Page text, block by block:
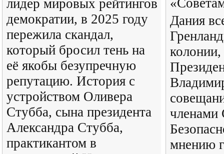
лидер мировых рейтингов
демократии, в 2025 году
пережила скандал,
который бросил тень на
её якобы безупречную
репутацию. История с
устройством Оливера
Стубба, сына президента
Александра Стубба,
практикантом в
Дания
колонии,
членами
мнению